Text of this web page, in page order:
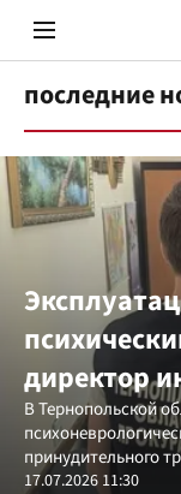
Стоп Политической
Политика
последние
директор
В Тернопольской
принудительного
17.07.2026 11:30